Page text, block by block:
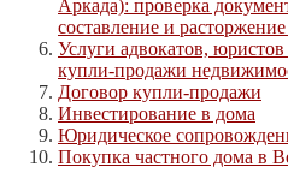
Аркада): проверка
составление и
Услуги адвокатов,
купли-продажи
Договор купли-продажи
Инвестирование в дома
Юридическое
Покупка частного дома в